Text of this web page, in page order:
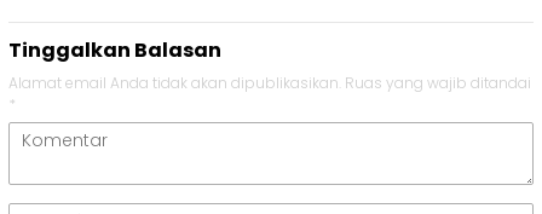
Tinggalkan Balasan
Alamat email Anda tidak akan dipublikasikan. Ruas yang wajib ditandai
*